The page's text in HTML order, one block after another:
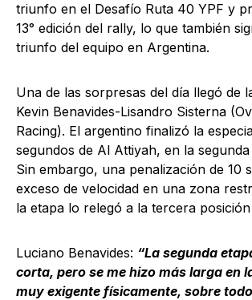
triunfo en el Desafío Ruta 40 YPF y
13° edición del rally, lo que también
triunfo del equipo en Argentina.
Una de las sorpresas del día llegó de
Kevin Benavides-Lisandro Sisterna
Racing). El argentino finalizó la
segundos de Al Attiyah, en la
Sin embargo, una penalización de 10
exceso de velocidad en una zona
la etapa lo relegó a la tercera posición
Luciano Benavides: “La segunda
corta, pero se me hizo más larga en
muy exigente físicamente, sobre